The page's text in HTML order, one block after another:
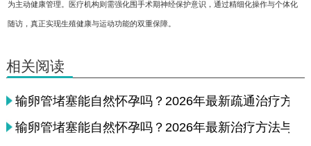
为主动健康管理。医疗机构则需强化围手术期神经保护意识，通过精细化操作与个体化
随访，真正实现生殖健康与运动功能的双重保障。
相关阅读
输卵管堵塞能自然怀孕吗？2026年最新疏通治疗方法
输卵管堵塞能自然怀孕吗？2026年最新治疗方法与检